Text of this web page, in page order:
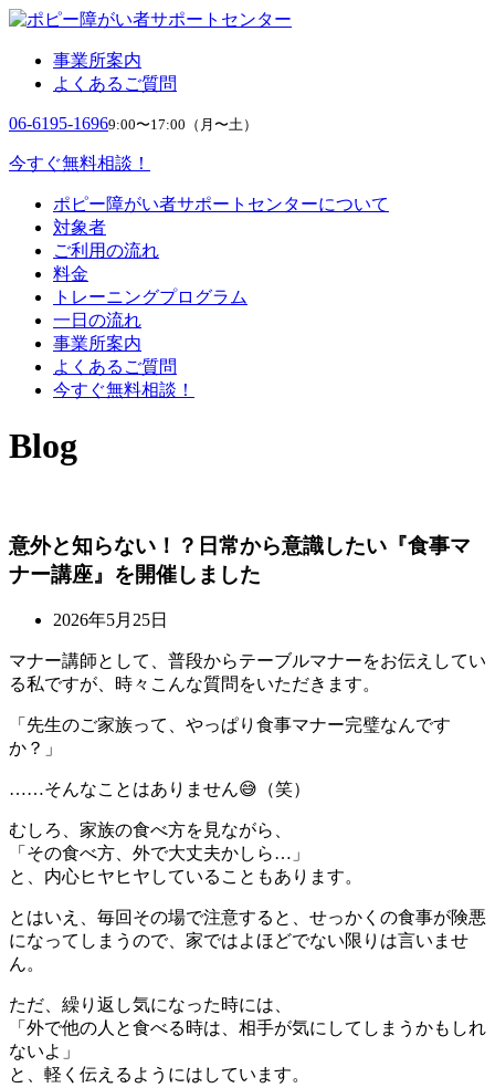
事業所案内
よくあるご質問
06-6195-16969:00〜17:00（月〜土）
今すぐ無料相談！
ポピー障がい者サポートセンターについて
対象者
ご利用の流れ
料金
トレーニングプログラム
一日の流れ
事業所案内
よくあるご質問
今すぐ無料相談！
Blog
意外と知らない！？日常から意識したい『食事マ
ナー講座』を開催しました
2026年5月25日
マナー講師として、普段からテーブルマナーをお伝えしてい
る私ですが、時々こんな質問をいただきます。
「先生のご家族って、やっぱり食事マナー完璧なんです
か？」
……そんなことはありません😅（笑）
むしろ、家族の食べ方を見ながら、
「その食べ方、外で大丈夫かしら…」
と、内心ヒヤヒヤしていることもあります。
とはいえ、毎回その場で注意すると、せっかくの食事が険悪
になってしまうので、家ではよほどでない限りは言いませ
ん。
ただ、繰り返し気になった時には、
「外で他の人と食べる時は、相手が気にしてしまうかもしれ
ないよ」
と、軽く伝えるようにはしています。